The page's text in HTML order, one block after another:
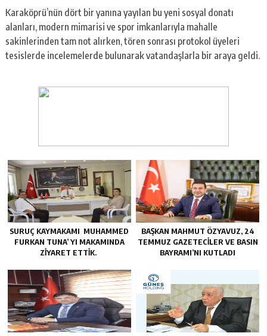
Karaköprü’nün dört bir yanına yayılan bu yeni sosyal donatı
alanları, modern mimarisi ve spor imkanlarıyla mahalle
sakinlerinden tam not alırken, tören sonrası protokol üyeleri
tesislerde incelemelerde bulunarak vatandaşlarla bir araya geldi.
SURUÇ KAYMAKAMI MUHAMMED
FURKAN TUNA’ YI MAKAMINDA
ZİYARET ETTİK.
BAŞKAN MAHMUT ÖZYAVUZ, 24
TEMMUZ GAZETECILER VE BASIN
BAYRAMI’NI KUTLADI